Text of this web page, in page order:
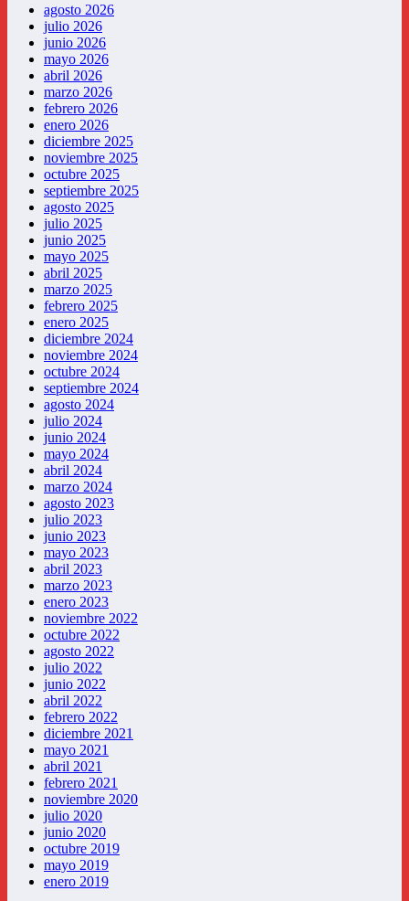
agosto 2026
julio 2026
junio 2026
mayo 2026
abril 2026
marzo 2026
febrero 2026
enero 2026
diciembre 2025
noviembre 2025
octubre 2025
septiembre 2025
agosto 2025
julio 2025
junio 2025
mayo 2025
abril 2025
marzo 2025
febrero 2025
enero 2025
diciembre 2024
noviembre 2024
octubre 2024
septiembre 2024
agosto 2024
julio 2024
junio 2024
mayo 2024
abril 2024
marzo 2024
agosto 2023
julio 2023
junio 2023
mayo 2023
abril 2023
marzo 2023
enero 2023
noviembre 2022
octubre 2022
agosto 2022
julio 2022
junio 2022
abril 2022
febrero 2022
diciembre 2021
mayo 2021
abril 2021
febrero 2021
noviembre 2020
julio 2020
junio 2020
octubre 2019
mayo 2019
enero 2019